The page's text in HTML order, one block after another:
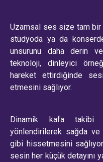
Uzamsal ses size tam
stüdyoda ya da
unsurunu daha derin
teknoloji, dinleyici
hareket ettirdiğinde
etmesini sağlıyor.
Dinamik kafa
yönlendirilerek sağda
gibi hissetmesini
sesin her küçük detayını